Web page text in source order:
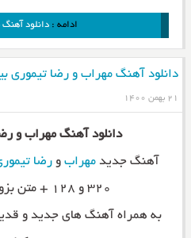
ادامه :دانلود
دانلود آهنگ مهراب و رضا تیموری
۲۱ بهمن ۱۴۰۰
دانلود آهنگ مهراب و
آهنگ جدید مهرابو رضا
۳۲۰ و ۱۲۸ + متن بزودی از موزیک ناب
به همراه آهنگ های جدید و